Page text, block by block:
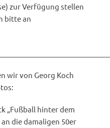
zur Verfügung stellen
bitte an
wir von Georg Koch
„Fußball hinter dem
die damaligen 50er